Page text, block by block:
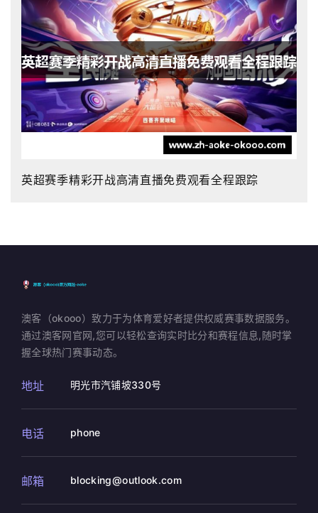
英超赛季精彩开战高清直播免费观看全程跟踪
澳客（okooo）致力于为体育爱好者提供权威赛事数据服务。
通过澳客网官网,您可以轻松查询实时比分和赛程信息,随时掌
握全球热门赛事动态。
地址 明光市汽铺坡330号
电话 phone
邮箱 blocking@outlook.com